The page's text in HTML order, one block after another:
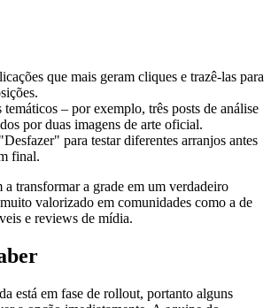
que mais geram cliques e trazê‑las para
temáticos – por exemplo, três posts de análise
por duas imagens de arte oficial.
para testar diferentes arranjos antes
final.
a transformar a grade em um verdadeiro
valorizado em comunidades como a de
e reviews de mídia.
está em fase de rollout, portanto alguns